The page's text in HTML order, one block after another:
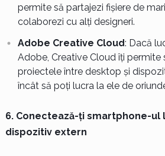
permite să partajezi fișiere de
colaborezi cu alți designeri.
Adobe Creative Cloud: Dacă
Adobe, Creative Cloud îți permite
proiectele între desktop și
încât să poți lucra la ele de
6. Conectează-ți smartphone-ul
dispozitiv extern